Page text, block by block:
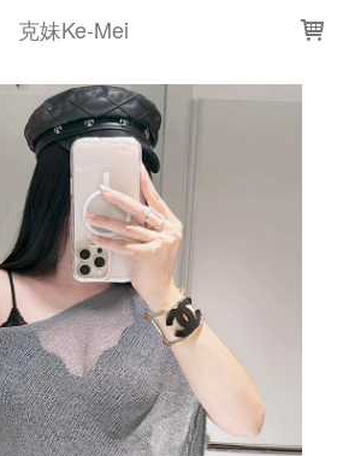
克妹Ke-Mei